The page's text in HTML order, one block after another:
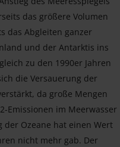
das größere Volumen
das Abgleiten ganzer
und der Antarktis ins
zu den 1990er Jahren
die Versauerung der
da große Mengen
Emissionen im Meerwasser
der Ozeane hat einen Wert
nicht mehr gab. Der